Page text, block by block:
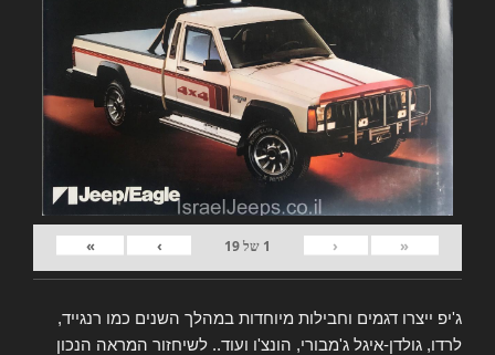
«
‹
1 של19
›
»
ג'יפ ייצרו דגמים וחבילות מיוחדות במהלך השנים כמו רנגייד,
לרדו, גולדן-איגל ג'מבורי, הונצ'ו ועוד.. לשיחזור המראה הנכון